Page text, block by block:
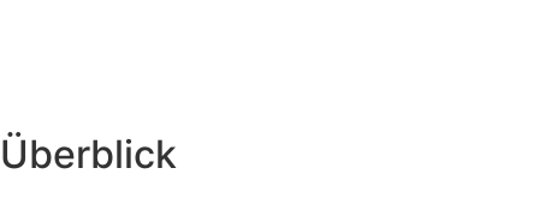
Überblick